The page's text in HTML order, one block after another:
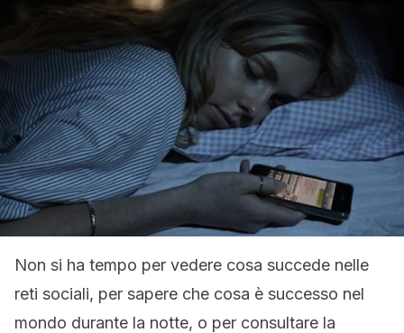
Non si ha tempo per vedere cosa succede nelle
reti sociali, per sapere che cosa è successo nel
mondo durante la notte, o per consultare la